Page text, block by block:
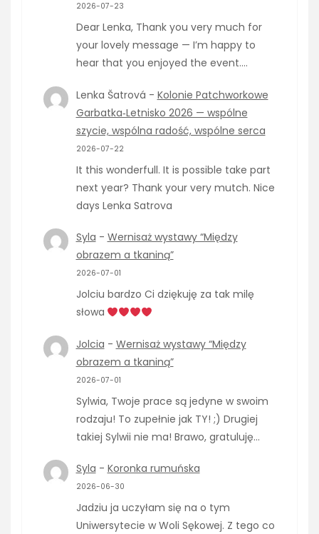
2026-07-23
Dear Lenka, Thank you very much for
your lovely message — I’m happy to
hear that you enjoyed the event.…
Lenka Šatrová - Kolonie Patchworkowe
Garbatka‑Letnisko 2026 — wspólne
szycie, wspólna radość, wspólne serca
2026-07-22
It this wonderfull. It is possible take part
next year? Thank your very mutch. Nice
days Lenka Satrova
Syla - Wernisaż wystawy “Między
obrazem a tkaniną”
2026-07-01
Jolciu bardzo Ci dziękuję za tak milę
słowa
Jolcia - Wernisaż wystawy “Między
obrazem a tkaniną”
2026-07-01
Sylwia, Twoje prace są jedyne w swoim
rodzaju! To zupełnie jak TY! ;) Drugiej
takiej Sylwii nie ma! Brawo, gratuluję…
Syla - Koronka rumuńska
2026-06-30
Jadziu ja uczyłam się na o tym
Uniwersytecie w Woli Sękowej. Z tego co